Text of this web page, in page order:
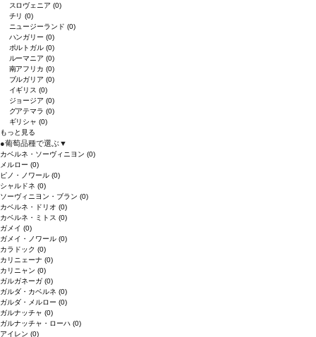
スロヴェニア(0)
チリ(0)
ニュージーランド(0)
ハンガリー(0)
ポルトガル(0)
ルーマニア(0)
南アフリカ(0)
ブルガリア(0)
イギリス(0)
ジョージア(0)
グアテマラ(0)
ギリシャ(0)
もっと見る
●葡萄品種で選ぶ▼
カベルネ・ソーヴィニヨン (0)
メルロー (0)
ピノ・ノワール (0)
シャルドネ (0)
ソーヴィニヨン・ブラン (0)
カベルネ・ドリオ (0)
カベルネ・ミトス (0)
ガメイ (0)
ガメイ・ノワール (0)
カラドック (0)
カリニェーナ (0)
カリニャン (0)
ガルガネーガ (0)
ガルダ・カベルネ (0)
ガルダ・メルロー (0)
ガルナッチャ (0)
ガルナッチャ・ローハ (0)
アイレン (0)